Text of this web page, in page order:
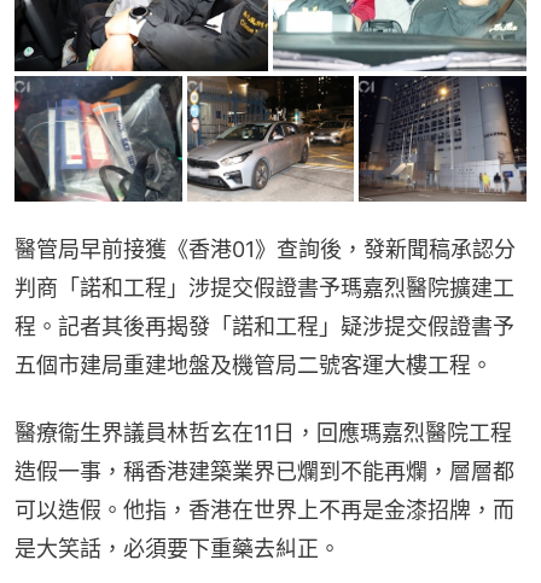
醫管局早前接獲《香港01》查詢後，發新聞稿承認分
判商「諾和工程」涉提交假證書予瑪嘉烈醫院擴建工
程。記者其後再揭發「諾和工程」疑涉提交假證書予
五個市建局重建地盤及機管局二號客運大樓工程。
醫療衞生界議員林哲玄在11日，回應瑪嘉烈醫院工程
造假一事，稱香港建築業界已爛到不能再爛，層層都
可以造假。他指，香港在世界上不再是金漆招牌，而
是大笑話，必須要下重藥去糾正。